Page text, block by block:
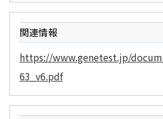
関連情報
https://www.genetest.jp/
63_v6.pdf